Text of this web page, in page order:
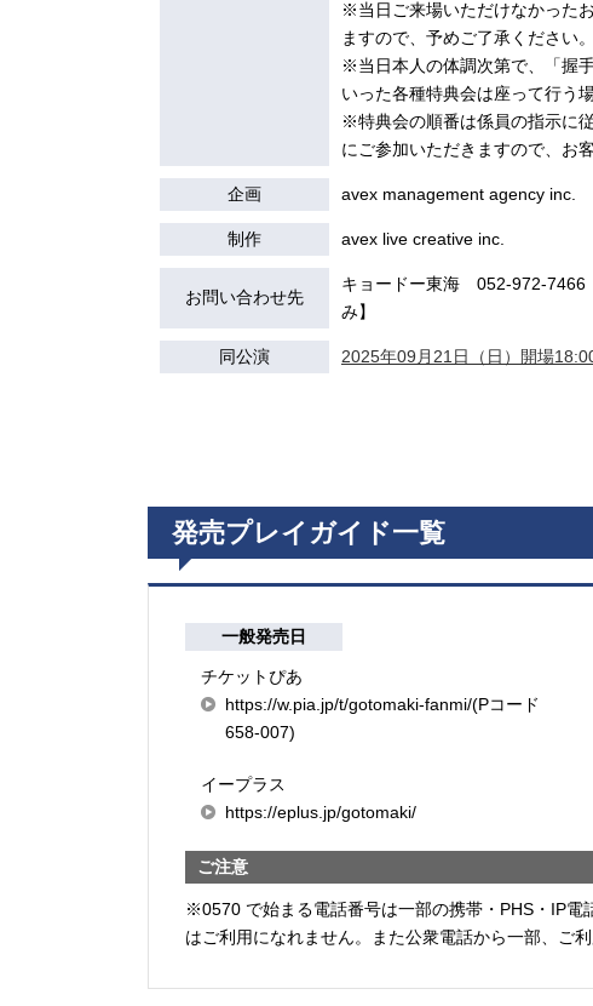
※当日ご来場いただけなかった
ますので、予めご了承ください。
※当⽇本⼈の体調次第で、「握
いった各種特典会は座って行う
※特典会の順番は係員の指示に
にご参加いただきますので、お
企画 avex management agency inc.
制作 avex live creative inc.
お問い合わせ先
キョードー東海 052-972-7466
み】
同公演 2025年09月21日（日）開場
発売プレイガイド一覧
一般発売日
チケットぴあ
https://w.pia.jp/t/gotomaki-fanmi/(Pコード
658-007)
イープラス
https://eplus.jp/gotomaki/
ご注意
※0570 で始まる電話番号は一部の携帯・PHS・IP電
はご利用になれません。また公衆電話から一部、ご